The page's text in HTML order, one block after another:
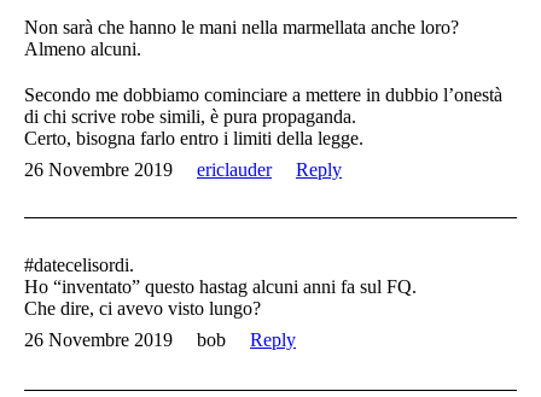
Non sarà che hanno le mani nella marmellata anche loro?
Almeno alcuni.
Secondo me dobbiamo cominciare a mettere in dubbio l’onestà
di chi scrive robe simili, è pura propaganda.
Certo, bisogna farlo entro i limiti della legge.
26 Novembre 2019
ericlauder Reply
#datecelisordi.
Ho “inventato” questo hastag alcuni anni fa sul FQ.
Che dire, ci avevo visto lungo?
26 Novembre 2019
bob Reply